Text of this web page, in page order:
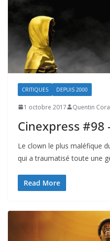
CRITIQUES DEPUIS 2000
1 octobre 2017 Quentin
Cinexpress #98
Le clown le plus maléfique
qui a traumatisé toute une
Read More